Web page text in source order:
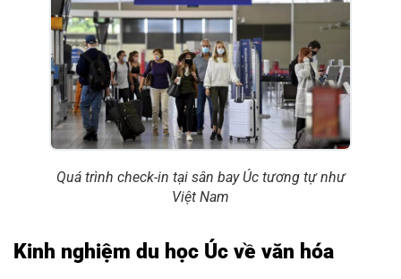
Quá trình check-in tại sân bay Úc tương tự như
Việt Nam
Kinh nghiệm du học Úc về văn hóa